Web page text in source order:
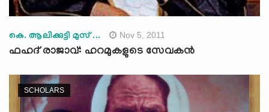
കെ. ആലിക്കുട്ടി മുസ് ... Nov 5, 2011
ഫഹദ് രാജാവ്: ഹറമുകളുടെ സേവകന്‍
SCHOLARS